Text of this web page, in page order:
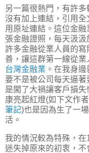
另一篇很熱門，有許
沒有加上連結，引用全
用原址連結。這位金
張金融證照，每天汲
許多金融從業人員的
善，讓這群第一線從
台灣金融業 。在我身
要不是被公司每天逼
是闖了大禍讓客戶損
康亮起紅燈(如下文作
筆記)也是因為生了一
活。
我的情況較為特殊，
迷失掉原來的初衷，